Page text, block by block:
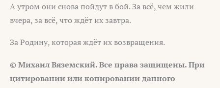
А утром они снова пойдут в бой. За всё, чем жили
вчера, за всё, что ждёт их завтра.
За Родину, которая ждёт их возвращения.
© Михаил Вяземский. Все права защищены. При
цитировании или копировании данного